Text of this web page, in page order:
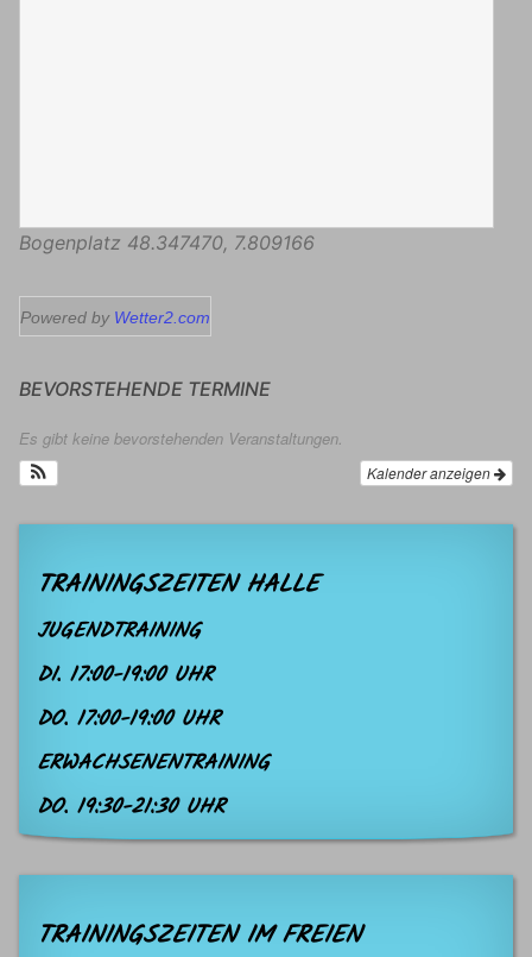
Bogenplatz 48.347470, 7.809166
Powered by Wetter2.com
BEVORSTEHENDE TERMINE
Es gibt keine bevorstehenden Veranstaltungen.
Kalender anzeigen
TRAININGSZEITEN HALLE
JUGENDTRAINING
DI. 17:00-19:00 UHR
DO. 17:00-19:00 UHR
ERWACHSENENTRAINING
DO. 19:30-21:30 UHR
TRAININGSZEITEN IM FREIEN